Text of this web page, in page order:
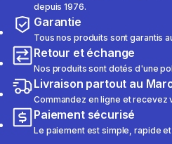
depuis 1976.
Garantie
Tous nos produits sont garantis
Retour et échange
Nos produits sont dotés d'une
Livraison partout au
Commandez en ligne et recevez
Paiement sécurisé
Le paiement est simple, rapide